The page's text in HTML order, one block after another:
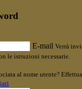
E-mail Verrà
le istruzioni necessarie.
al nome utente?